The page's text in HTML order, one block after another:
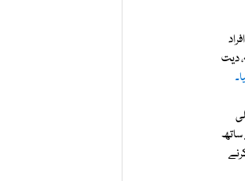
دیت
ساتھ